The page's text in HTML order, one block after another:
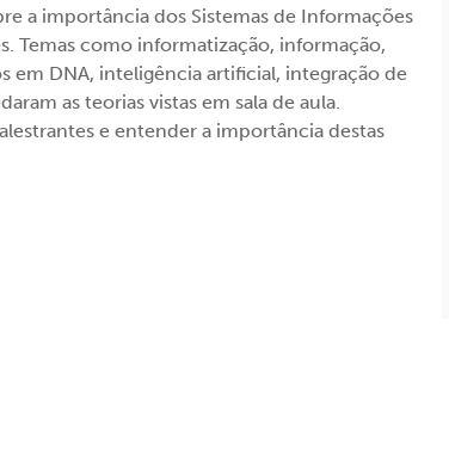
a importância dos Sistemas de Informações
Temas como informatização, informação,
em DNA, inteligência artificial, integração de
as teorias vistas em sala de aula.
e entender a importância destas